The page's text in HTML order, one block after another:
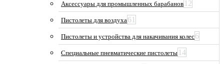
Аксессуары для промышленных барабанов 12
Пистолеты для воздуха61
Пистолеты и устройства для накачивания колес6
Специальные пневматические пистолеты 14